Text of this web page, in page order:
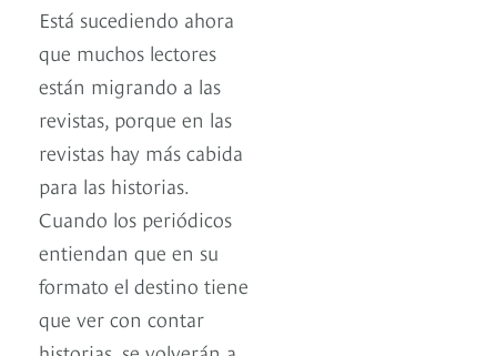
Está sucediendo ahora
que muchos lectores
están migrando a las
revistas, porque en las
revistas hay más cabida
para las historias.
Cuando los periódicos
entiendan que en su
formato el destino tiene
que ver con contar